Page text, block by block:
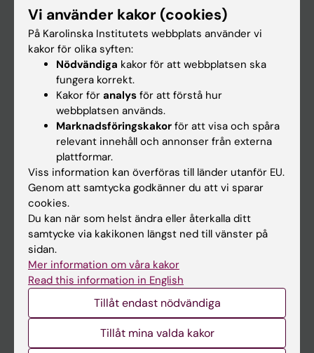
Utbildning
Forskarutbildning
Forskning
På gång
Kalender
Student
Ladok
Canvas
Schema
Kurs- och programwebbar
Student på KI
Vi använder kakor (cookies)
På Karolinska Institutets webbplats använder vi
kakor för olika syften:
Nödvändiga kakor för att webbplatsen ska
fungera korrekt.
Kakor för analys för att förstå hur
webbplatsen används.
Marknadsföringskakor för att visa och spåra
relevant innehåll och annonser från externa
plattformar.
Viss information kan överföras till länder utanför EU.
Genom att samtycka godkänner du att vi sparar
cookies.
Du kan när som helst ändra eller återkalla ditt
samtycke via kakikonen längst ned till vänster på
sidan.
Mer information om våra kakor
Read this information in English
Tillåt endast nödvändiga
Tillåt mina valda kakor